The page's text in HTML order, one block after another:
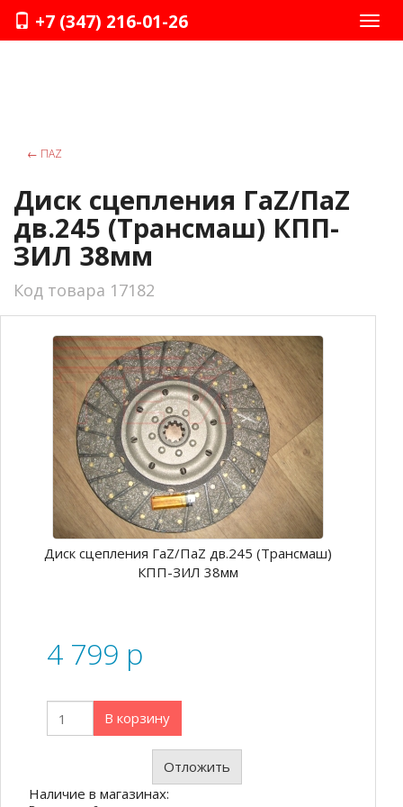
+7 (347) 216-01-26
← ПАZ
Диск сцепления ГаZ/ПаZ
дв.245 (Трансмаш) КПП-
ЗИЛ 38мм
Код товара 17182
Диск сцепления ГаZ/ПаZ дв.245 (Трансмаш)
КПП-ЗИЛ 38мм
4 799 p
В корзину
Отложить
Наличие в магазинах: